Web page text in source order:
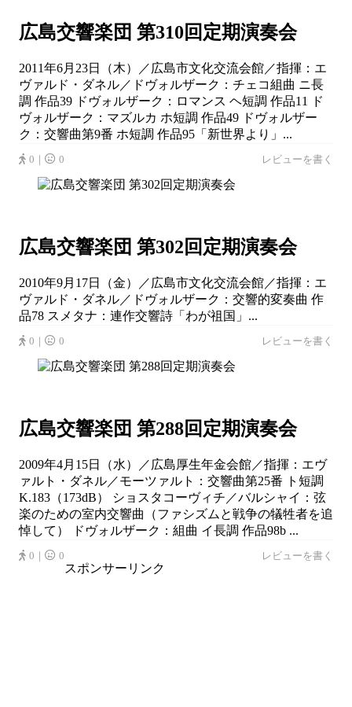
広島交響楽団 第310回定期演奏会
2011年6月23日（木）／広島市文化交流会館／指揮：エ
ヴァルド・ダネル／ドヴォルザーク：チェコ組曲 ニ長
調 作品39 ドヴォルザーク：ロマンス ヘ短調 作品11 ド
ヴォルザーク：マズルカ ホ短調 作品49 ドヴォルザー
ク：交響曲第9番 ホ短調 作品95「新世界より」...
0｜ 0 レビューを書く
広島交響楽団 第302回定期演奏会
2010年9月17日（金）／広島市文化交流会館／指揮：エ
ヴァルド・ダネル／ドヴォルザーク：交響的変奏曲 作
品78 スメタナ：連作交響詩「わが祖国」...
0｜ 0 レビューを書く
広島交響楽団 第288回定期演奏会
2009年4月15日（水）／広島厚生年金会館／指揮：エヴ
ァルト・ダネル／モーツァルト：交響曲第25番 ト短調
K.183（173dB） ショスタコーヴィチ／バルシャイ：弦
楽のための室内交響曲（ファシズムと戦争の犠牲者を追
悼して） ドヴォルザーク：組曲 イ長調 作品98b ...
0｜ 0 レビューを書く
スポンサーリンク